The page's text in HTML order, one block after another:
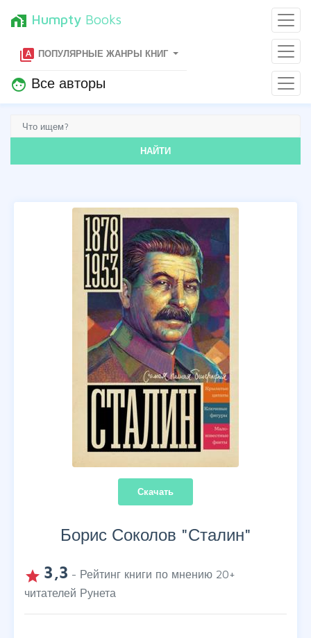
home_work Humpty Books
type_specimen ПОПУЛЯРНЫЕ ЖАНРЫ КНИГ
face Все авторы
НАЙТИ
Скачать
Борис Соколов "Сталин"
grade 3,3 - Рейтинг книги по мнению 20+
читателей Рунета